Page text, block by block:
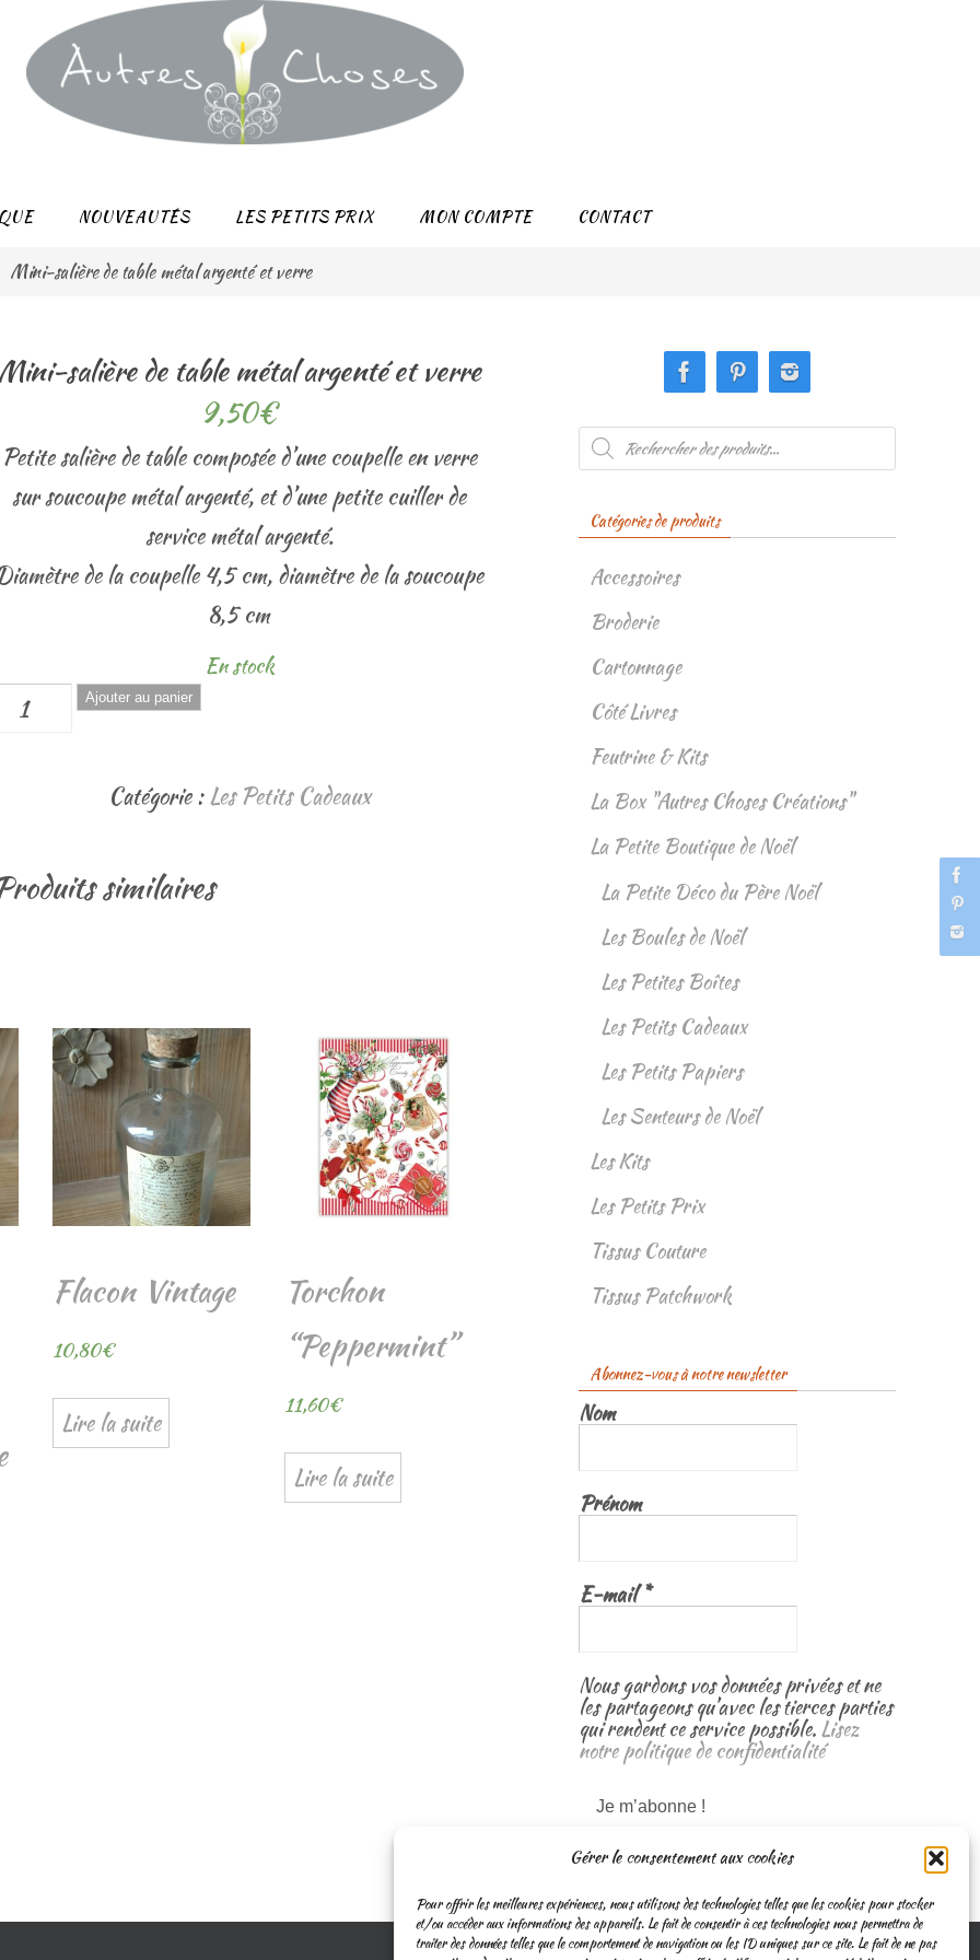
Gérer le consentement aux cookies
Pour offrir les meilleures expériences, nous utilisons des technologies telles que les cookies pour stocker
et/ou accéder aux informations des appareils. Le fait de consentir à ces technologies nous permettra de
traiter des données telles que le comportement de navigation ou les ID uniques sur ce site. Le fait de ne pas
NOUVEAUTÉS LES PETITS PRIX MON COMPTE CONTACT
Mini-salière de table métal argenté et verre
salière de table métal argenté et verre
9,50€
Petite salière de table composée d’une coupelle en verre
sur soucoupe métal argenté, et d’une petite cuiller de
service métal argenté.
de la coupelle 4,5 cm, diamètre de la soucoupe
8,5 cm
En stock
Ajouter au panier
Catégorie :Les Petits Cadeaux
similaires
Flacon Vintage
10,80€
Lire la suite
Torchon
“Peppermint”
11,60€
Lire la suite
Recherche
de
produits
Catégories de produits
Accessoires
Broderie
Cartonnage
Côté Livres
Feutrine & Kits
La Box "Autres Choses Créations"
La Petite Boutique de Noël
La Petite Déco du Père Noël
Les Boules de Noël
Les Petites Boîtes
Les Petits Cadeaux
Les Petits Papiers
Les Senteurs de Noël
Les Kits
Les Petits Prix
Tissus Couture
Tissus Patchwork
Abonnez-vous à notre newsletter
Nom
Prénom
E-mail*
Nous gardons vos données privées et ne
les partageons qu’avec les tierces parties
qui rendent ce service possible.Lisez
notre politique de confidentialité